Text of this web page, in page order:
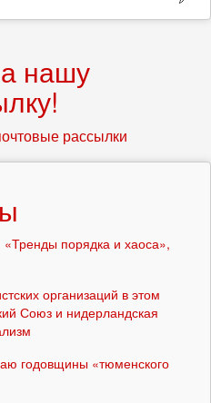
нашу
рассылки
порядка и хаоса»,
организаций в этом
Союз и нидерландская
годовщины «тюменского